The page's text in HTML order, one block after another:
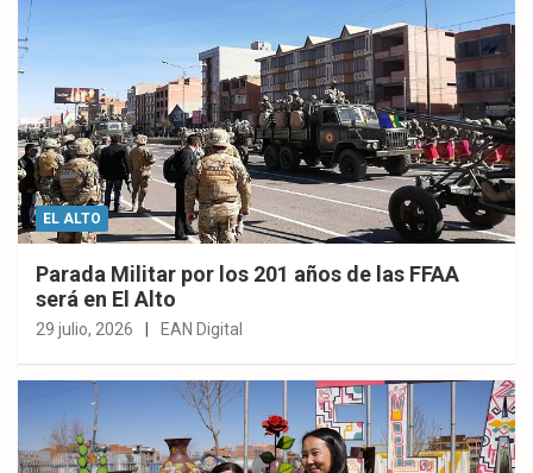
EL ALTO
Parada Militar por los 201 años de las FFAA
será en El Alto
29 julio, 2026 EAN Digital